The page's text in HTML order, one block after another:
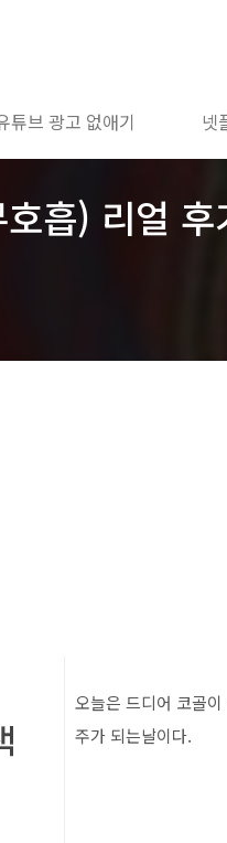
튜브 광고 없애기 넷
흡) 리얼
오늘은 드디어 코골
주가 되는날이다.